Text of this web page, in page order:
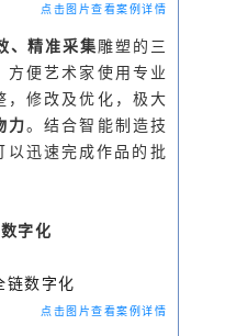
点击图片查看案例详情
、精准采集雕塑的三
方便艺术家使用专业
，修改及优化，极大
力。结合智能制造技
迅速完成作品的批
字化
点击图片查看案例详情